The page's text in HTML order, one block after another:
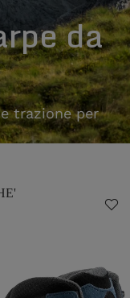
da
trazione per